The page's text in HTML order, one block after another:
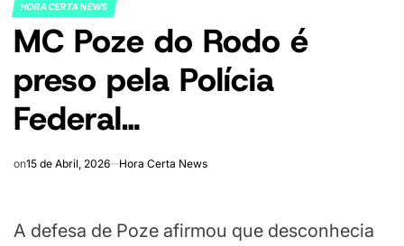
POSTED
IN
HORA CERTA NEWS
MC Poze do Rodo é
preso pela Polícia
Federal…
on15 de Abril, 2026 Hora Certa News
A defesa de Poze afirmou que desconhecia